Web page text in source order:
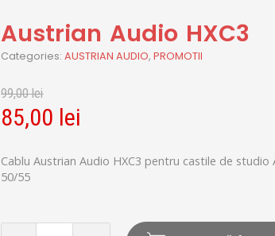
Austrian Audio HXC3
Categories:AUSTRIAN AUDIO,PROMOTII
99,00lei
85,00 lei
Cablu Austrian Audio HXC3 pentru castile de studio
50/55